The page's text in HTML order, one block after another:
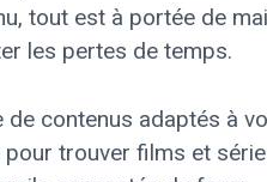
tout est à portée de
les pertes de temps.
de contenus adaptés à
pour trouver films et